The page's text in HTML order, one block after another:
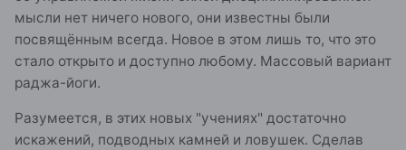
мысли нет ничего нового, они известны были
посвящённым всегда. Новое в этом лишь то, что это
стало открыто и доступно любому. Массовый вариант
раджа-йоги.
Разумеется, в этих новых "учениях" достаточно
искажений, подводных камней и ловушек. Сделав